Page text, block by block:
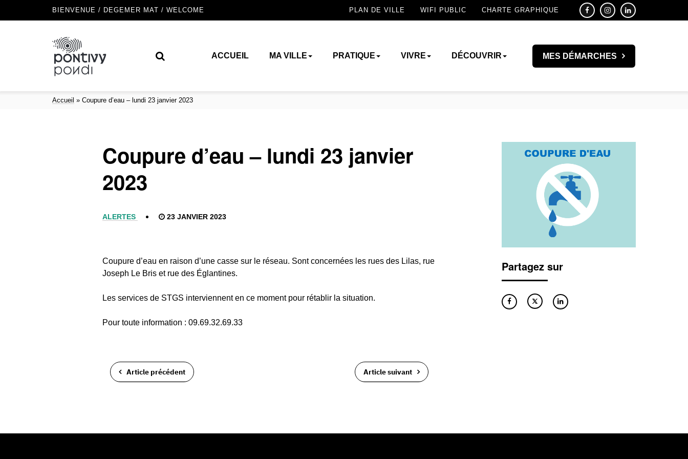
BIENVENUE / DEGEMER MAT / WELCOME PLAN DE VILLE WIFI PUBLIC CHARTE GRAPHIQUE
ACCUEIL MA VILLE PRATIQUE VIVRE DÉCOUVRIR MES DÉMARCHES
Accueil » Coupure d’eau – lundi 23 janvier 2023
Coupure d’eau – lundi 23 janvier
2023
ALERTES 23 JANVIER 2023
Coupure d’eau en raison d’une casse sur le réseau. Sont concernées les rues des Lilas, rue
Joseph Le Bris et rue des Églantines.
Les services de STGS interviennent en ce moment pour rétablir la situation.
Pour toute information : 09.69.32.69.33
Article précédent Article suivant
Partagez sur